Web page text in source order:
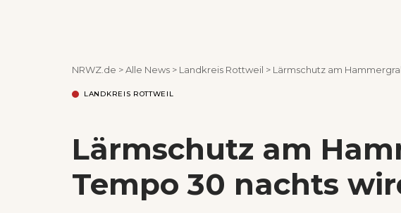
NRWZ.de >Alle News > Landkreis Rottweil > Lärmschutz am
LANDKREIS ROTTWEIL
Lärmschutz am
Tempo 30 nachts